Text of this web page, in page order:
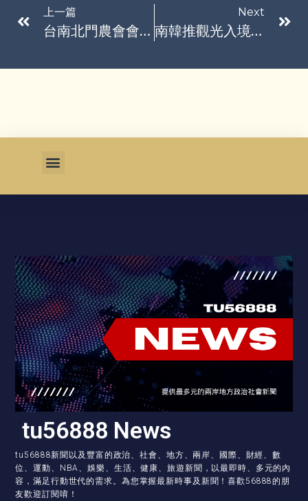
上一篇
台南北門農會會員代表候選人私下取得名冊拜票、交付香菸 法院判刑8月
Next
南韓推觀光入境暫免簽 中國2700名遊客抵仁川
tu56888 News
tu56888新聞以及豐富的政治、社會、地方、兩岸、國際、財經、數
位、運動、NBA、娛樂、生活、健康、旅遊新聞，以最即時、多元的內
容，滿足行動世代的需求。為您掌握最新時事及新聞！喜歡56888的朋
友歡迎訂閱唷！